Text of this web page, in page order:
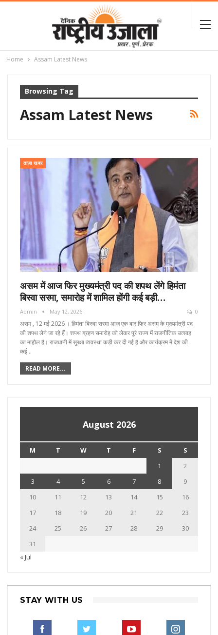
Home Assam Latest News
Browsing Tag
Assam Latest News
ताज़ा खबर
असम में आज फिर मुख्यमंत्री पद की शपथ लेंगे हिमंता
बिस्वा सरमा, समारोह में शामिल होंगी कई बड़ी…
Admin May 12, 2026 0
असम , 12 मई 2026 । हिमंता बिस्वा सरमा आज एक बार फिर असम के मुख्यमंत्री पद
की शपथ लेने जा रहे हैं। शपथ ग्रहण समारोह को लेकर पूरे राज्य में राजनीतिक उत्साह
का माहौल है। राजधानी में सुरक्षा व्यवस्था कड़ी कर दी गई है और कार्यक्रम में देश की
कई…
READ MORE...
August 2026
M T W T F S
S
1
2
3
4 5 6 7 8
9
10
11 12 13 14 15
16
17
18 19 20 21 22
23
24
25 26 27 28 29
30
31
« Jul
STAY WITH US